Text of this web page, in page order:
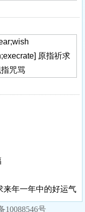
原指祈求
咒骂
来年一年中的好运气
10088546号